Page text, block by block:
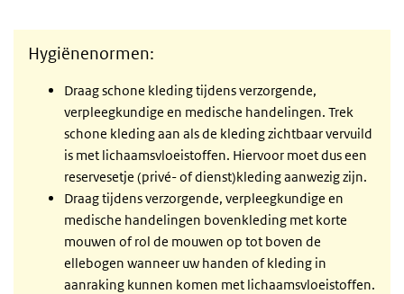
Hygiënenormen:
Draag schone kleding tijdens verzorgende,
verpleegkundige en medische handelingen. Trek
schone kleding aan als de kleding zichtbaar vervuild
is met lichaamsvloeistoffen. Hiervoor moet dus een
reservesetje (privé- of dienst)kleding aanwezig zijn.
Draag tijdens verzorgende, verpleegkundige en
medische handelingen bovenkleding met korte
mouwen of rol de mouwen op tot boven de
ellebogen wanneer uw handen of kleding in
aanraking kunnen komen met lichaamsvloeistoffen.